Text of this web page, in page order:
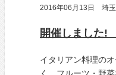
2016年06月13日 埼
イタリアン料理の